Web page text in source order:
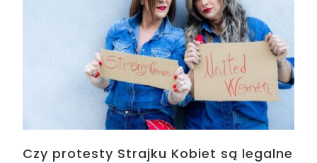
Czy protesty Strajku Kobiet są legalne